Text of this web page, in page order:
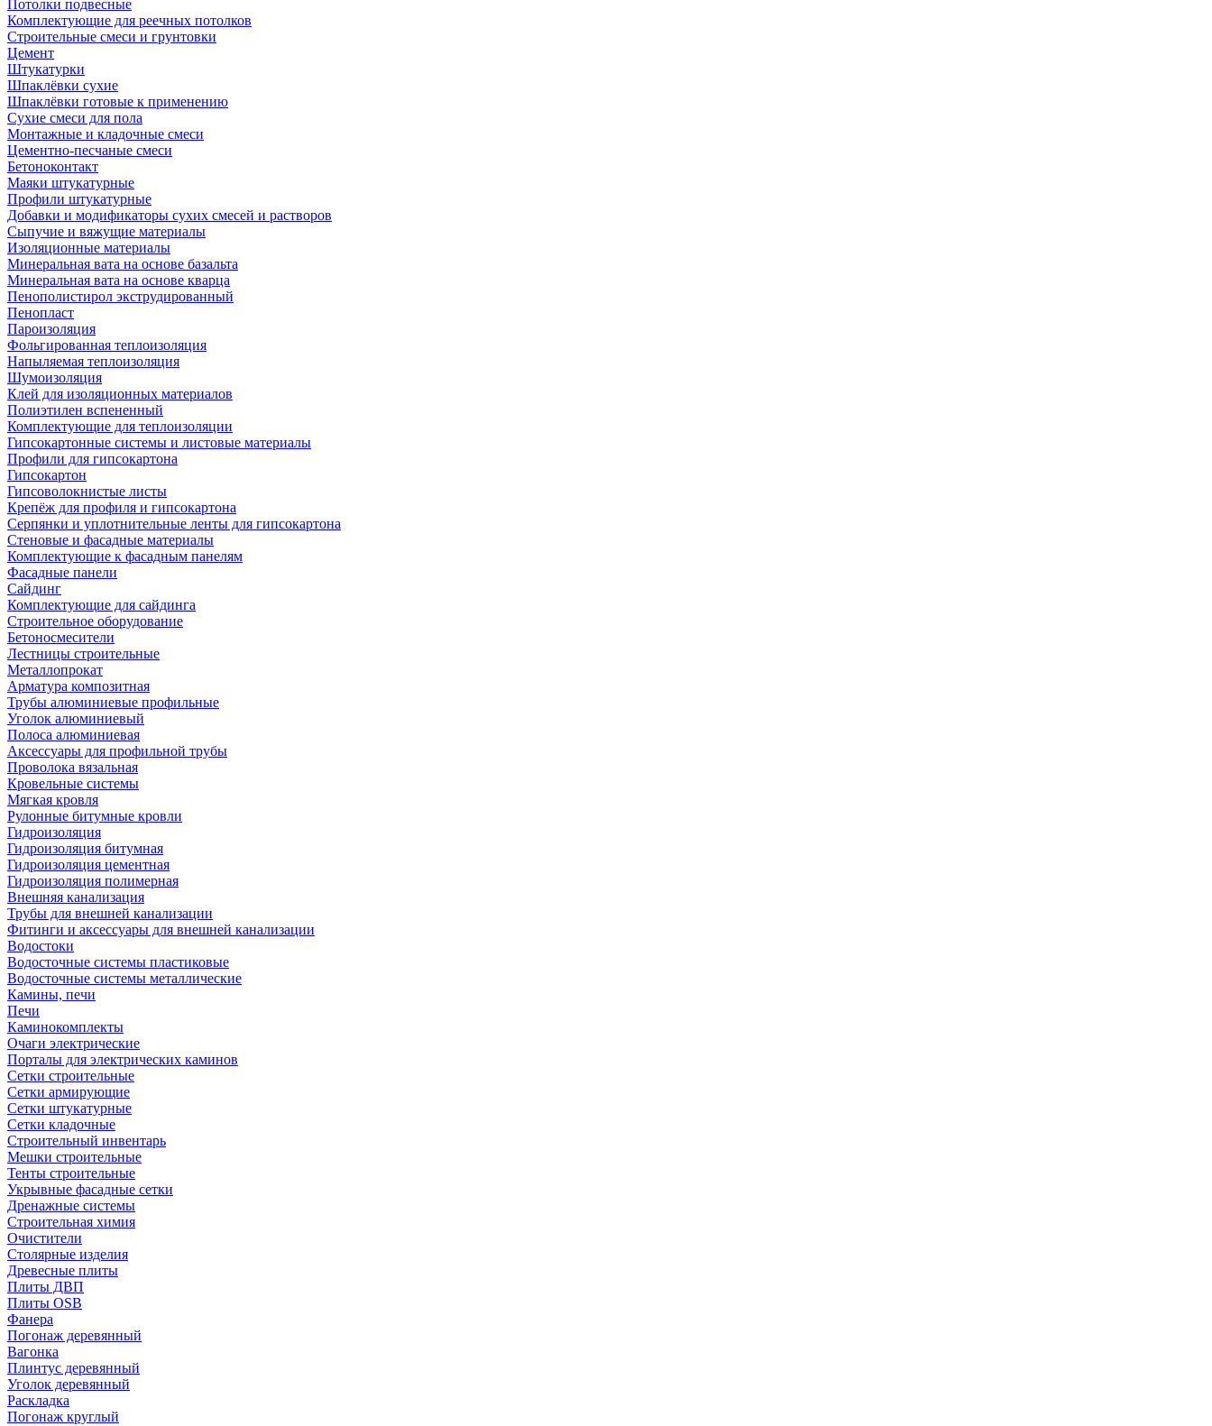
Потолки подвесные
Комплектующие для реечных потолков
Строительные смеси и грунтовки
Цемент
Штукатурки
Шпаклёвки сухие
Шпаклёвки готовые к применению
Сухие смеси для пола
Монтажные и кладочные смеси
Цементно-песчаные смеси
Бетоноконтакт
Маяки штукатурные
Профили штукатурные
Добавки и модификаторы сухих смесей и растворов
Сыпучие и вяжущие материалы
Изоляционные материалы
Минеральная вата на основе базальта
Минеральная вата на основе кварца
Пенополистирол экструдированный
Пенопласт
Пароизоляция
Фольгированная теплоизоляция
Напыляемая теплоизоляция
Шумоизоляция
Клей для изоляционных материалов
Полиэтилен вспененный
Комплектующие для теплоизоляции
Гипсокартонные системы и листовые материалы
Профили для гипсокартона
Гипсокартон
Гипсоволокнистые листы
Крепёж для профиля и гипсокартона
Серпянки и уплотнительные ленты для гипсокартона
Стеновые и фасадные материалы
Комплектующие к фасадным панелям
Фасадные панели
Сайдинг
Комплектующие для сайдинга
Строительное оборудование
Бетоносмесители
Лестницы строительные
Металлопрокат
Арматура композитная
Трубы алюминиевые профильные
Уголок алюминиевый
Полоса алюминиевая
Аксессуары для профильной трубы
Проволока вязальная
Кровельные системы
Мягкая кровля
Рулонные битумные кровли
Гидроизоляция
Гидроизоляция битумная
Гидроизоляция цементная
Гидроизоляция полимерная
Внешняя канализация
Трубы для внешней канализации
Фитинги и аксессуары для внешней канализации
Водостоки
Водосточные системы пластиковые
Водосточные системы металлические
Камины, печи
Печи
Каминокомплекты
Очаги электрические
Порталы для электрических каминов
Сетки строительные
Сетки армирующие
Сетки штукатурные
Сетки кладочные
Строительный инвентарь
Мешки строительные
Тенты строительные
Укрывные фасадные сетки
Дренажные системы
Строительная химия
Очистители
Столярные изделия
Древесные плиты
Плиты ДВП
Плиты OSB
Фанера
Погонаж деревянный
Вагонка
Плинтус деревянный
Уголок деревянный
Раскладка
Погонаж круглый